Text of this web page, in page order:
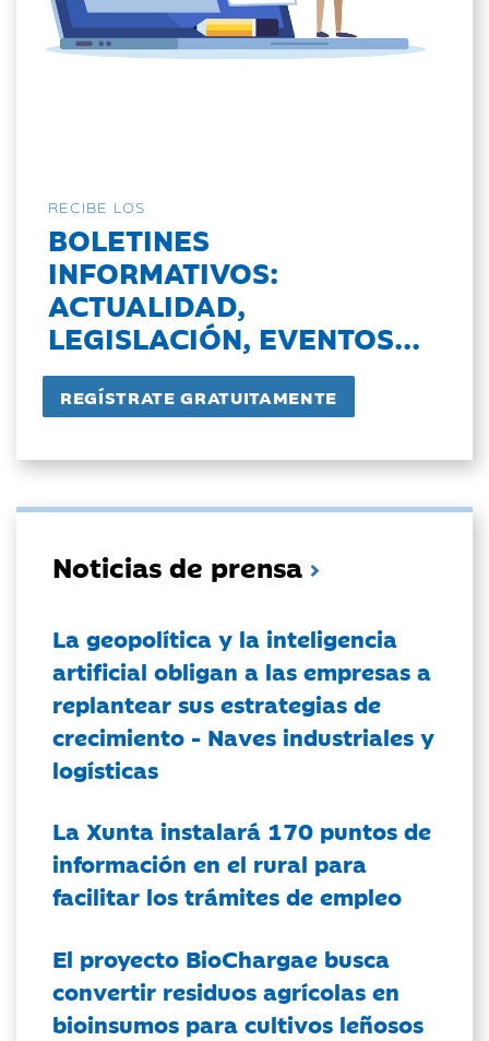
RECIBE LOS
BOLETINES
INFORMATIVOS:
ACTUALIDAD,
LEGISLACIÓN, EVENTOS...
Noticias de prensa
La geopolítica y la inteligencia
artificial obligan a las empresas a
replantear sus estrategias de
crecimiento - Naves industriales y
logísticas
La Xunta instalará 170 puntos de
información en el rural para
facilitar los trámites de empleo
El proyecto BioChargae busca
convertir residuos agrícolas en
bioinsumos para cultivos leñosos